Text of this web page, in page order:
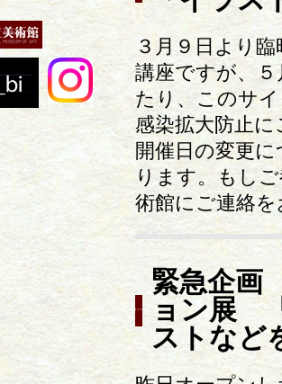
３月９日より
講座ですが、
たり、このサ
感染拡大防止
開催日の変更
ります。もし
術館にご連絡
緊急企
ョン展
ストなど